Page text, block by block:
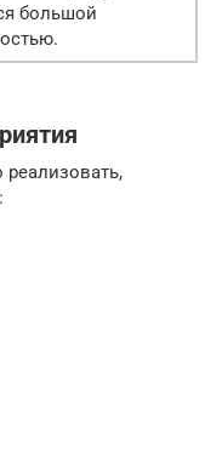
большой